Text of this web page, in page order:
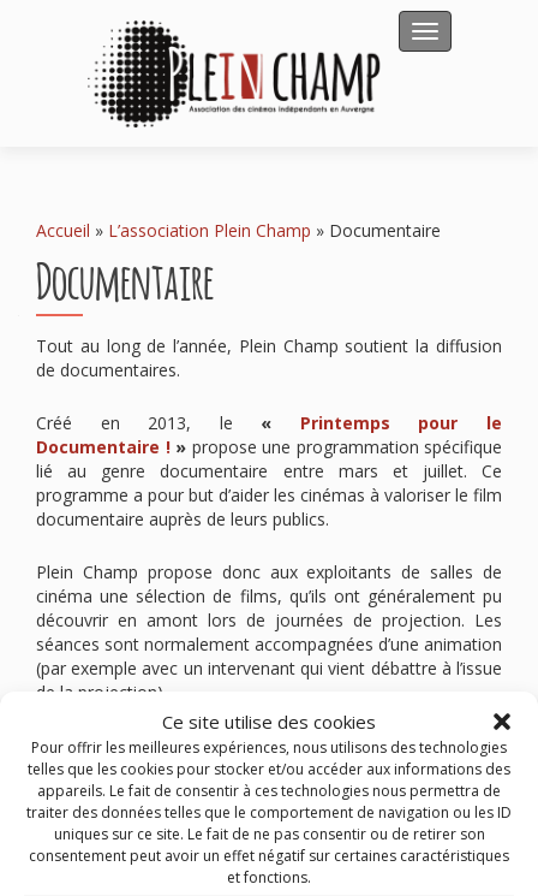
Ce site utilise des cookies
Pour offrir les meilleures expériences, nous utilisons des technologies
telles que les cookies pour stocker et/ou accéder aux informations des
appareils. Le fait de consentir à ces technologies nous permettra de
traiter des données telles que le comportement de navigation ou les ID
uniques sur ce site. Le fait de ne pas consentir ou de retirer son
consentement peut avoir un effet négatif sur certaines caractéristiques
et fonctions.
Afficher/
Accueil » L’association Plein Champ » Documentaire
Documentaire
Tout au long de l’année, Plein Champ soutient la diffusion
de documentaires.
Créé en 2013, le « Printemps pour le
Documentaire !» propose une programmation spécifique
lié au genre documentaire entre mars et juillet. Ce
programme a pour but d’aider les cinémas à valoriser le film
documentaire auprès de leurs publics.
Plein Champ propose donc aux exploitants de salles de
cinéma une sélection de films, qu’ils ont généralement pu
découvrir en amont lors de journées de projection. Les
séances sont normalement accompagnées d’une animation
(par exemple avec un intervenant qui vient débattre à l’issue
de la projection).
Plein Champ se charge alors de la réservation et de la
circulation des films, organise la venue des intervenants en
prenant en charge les frais de déplacement, édite des
documents de communication sur les films à l’attention des
spectateurs, rédige un communiqué de presse qui peut être
repris par les exploitants et communique sur son site
internet.